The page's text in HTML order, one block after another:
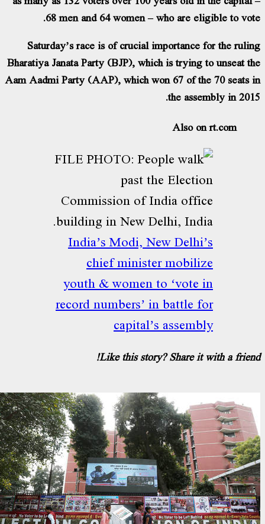
68 men and 64 women – who are eligible to
Saturday’s race is of crucial importance for the
Bharatiya Janata Party (BJP), which is trying to unseat
Aam Aadmi Party (AAP), which won 67 of the 70 seats
the assembly in
Also on rt.com
India’s Modi, New Delhi’s
chief minister mobilize
youth & women to ‘vote in
record numbers’ in battle for
capital’s assembly
Like this story? Share it with a